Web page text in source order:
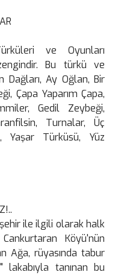
ve Oyunları
Bu türkü ve
Dağları, Ay Oğlan, Bir
Çapa Yaparım Çapa,
Gedil Zeybeği,
Turnalar, Üç
Yaşar Türküsü, Yüz
ile ilgili olarak halk
Köyü'nün
Ağa, rüyasında tabur
lakabıyla tanınan bu